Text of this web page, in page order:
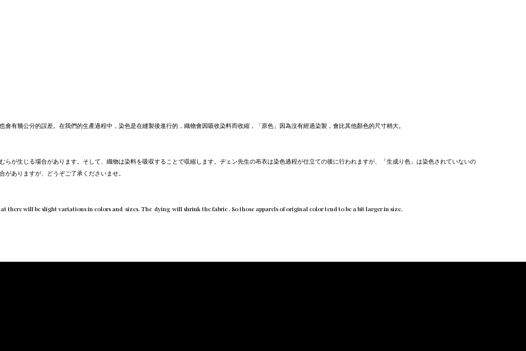
有幾公分的誤差。在我們的生產過程中，染色是在縫製後進行的，織物會因吸收染料而收縮，「原色」因為沒有經過染製，會比其他顏色的尺寸稍大。
が生じる場合があります。そして、織物は染料を吸収することで収縮します。ヂェン先生の布衣は染色過程が仕立ての後に行われますが、「生成り色」は染色されていないの
ありますが、どうぞご了承くださいませ。
there will be slight variations in colors and sizes. The dying will shrink the fabric . So those apparels of original color tend to be a bit larger in size.